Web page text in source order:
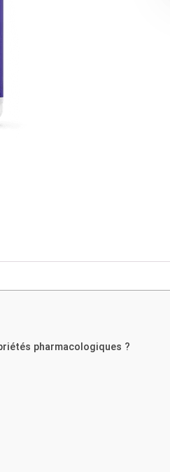
pharmacologiques ?